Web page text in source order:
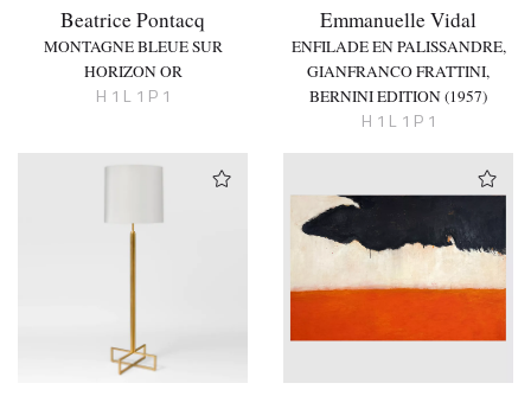
Beatrice Pontacq
MONTAGNE BLEUE SUR
HORIZON OR
H 1 L 1 P 1
Emmanuelle Vidal
ENFILADE EN PALISSANDRE,
GIANFRANCO FRATTINI,
BERNINI EDITION (1957)
H 1 L 1 P 1